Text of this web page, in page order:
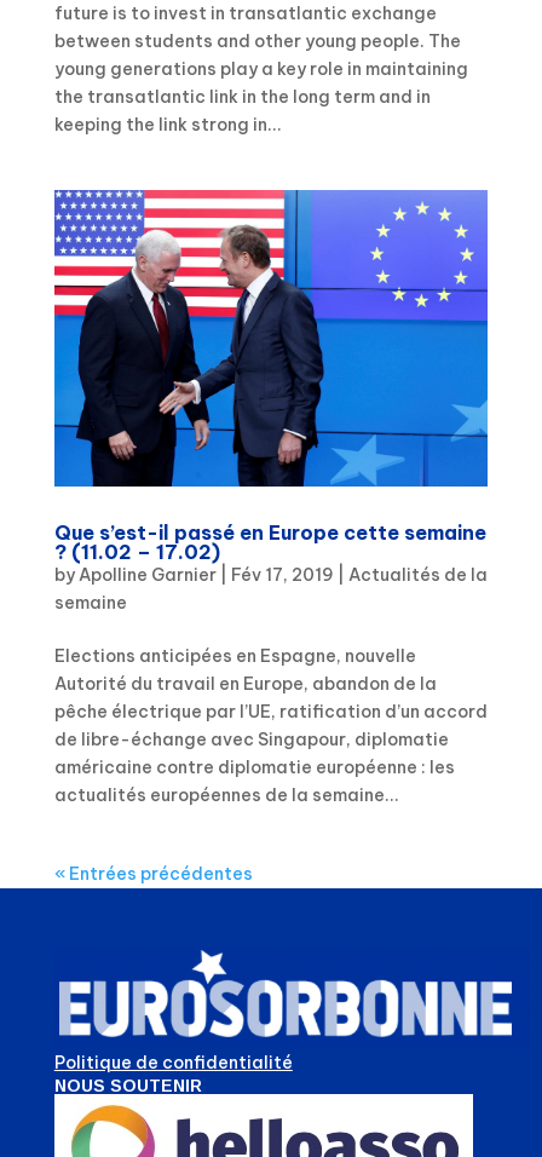
future is to invest in transatlantic exchange
between students and other young people. The
young generations play a key role in maintaining
the transatlantic link in the long term and in
keeping the link strong in...
Que s’est-il passé en Europe cette semaine
? (11.02 – 17.02)
byApolline Garnier| Fév 17, 2019
Actualités de la
semaine
Elections anticipées en Espagne, nouvelle
Autorité du travail en Europe, abandon de la
pêche électrique par l’UE, ratification d’un accord
de libre-échange avec Singapour, diplomatie
américaine contre diplomatie européenne : les
actualités européennes de la semaine...
« Entrées précédentes
Politique de confidentialité
NOUS SOUTENIR